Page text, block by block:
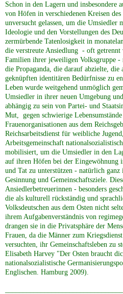
Schon in den Lagern und insbesondere
von Höfen in verschiedenen Kreisen
unversucht gelassen, um die Umsiedler
Ideologie und den Vorstellungen des
zermürbende Tatenlosigkeit in
die verstreute Ansiedlung - oft getrennt
Familien ihrer jeweiligen Volksgruppe
die Propaganda, die darauf abzielte,
geknüpften identitären Bedürfnisse zu
Leben wurde weitgehend unmöglich
Umsiedler in ihrer neuen Umgebung
abhängig zu sein von Partei- und
Mut, gegen schwierige
Frauenorganisationen aus dem
Reichsarbeitsdienst für weibliche
Arbeitsgemeinschaft
mobilisiert, um die Umsiedler in den
auf ihren Höfen bei der Eingewöhnung
und Tat zu unterstützen - natürlich
Gesinnung und Gemeinschaftsziele.
Ansiedlerbetreuerinnen - besonders
die als kulturell rückständig und
Volksdeutschen aus dem Osten nicht
ihrem Aufgabenverständnis von
drangen sie in die Privatsphäre der
Frauen, da die Männer zum
versuchten, ihr Gemeinschaftsleben zu
Elisabeth Harvey "Der Osten braucht
nationalsozialistische
Englischen. Hamburg 2009).